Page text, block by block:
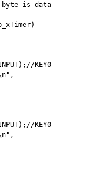
byte is data
KEY0
KEY0